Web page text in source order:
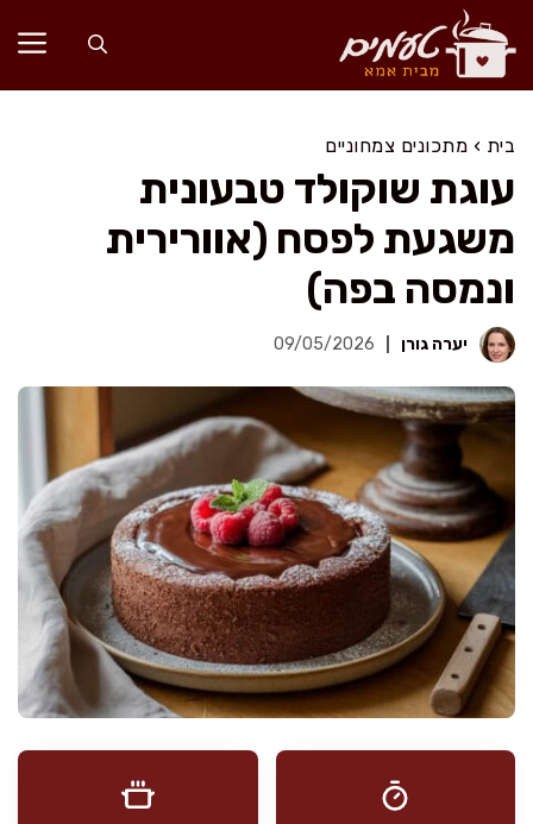
לדלג
לתוכן
בית › מתכונים צמחוניים
עוגת שוקולד טבעונית
משגעת לפסח (אוורירית
ונמסה בפה)
יערה גורן 09/05/2026